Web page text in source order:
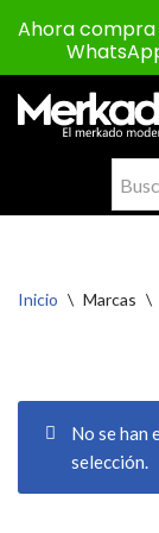
Saltar
Inicio \ Marcas \
No se han
selección.
Ahora